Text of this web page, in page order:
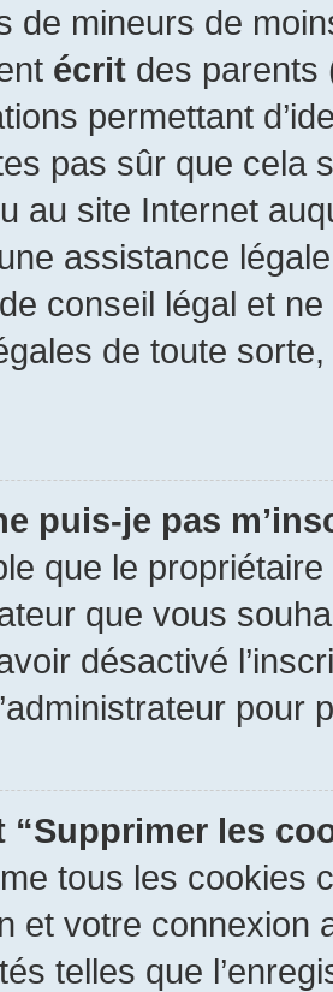
de mineurs de
écrit des parents
permettant
pas sûr que cela
au site Internet
assistance
conseil légal et
de toute
puis-je pas
que le
que vous
désactivé
pour
“Supprimer les
tous les cookies
et votre connexion
telles que